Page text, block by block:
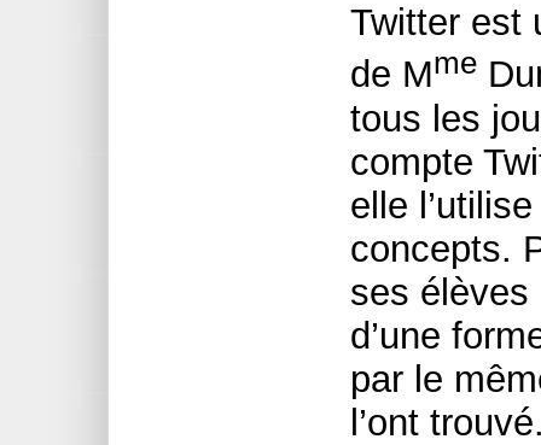
Twitter est
de Mme
tous les
compte
elle
concepts.
ses élèves
d’une
par le
l’ont